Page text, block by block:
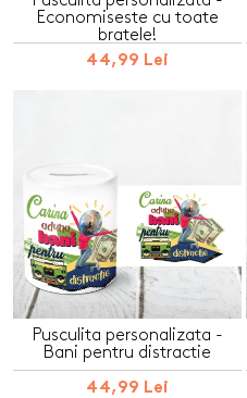
Economiseste cu toate
bratele!
44,99 Lei
Pusculita personalizata -
Bani pentru distractie
44,99 Lei